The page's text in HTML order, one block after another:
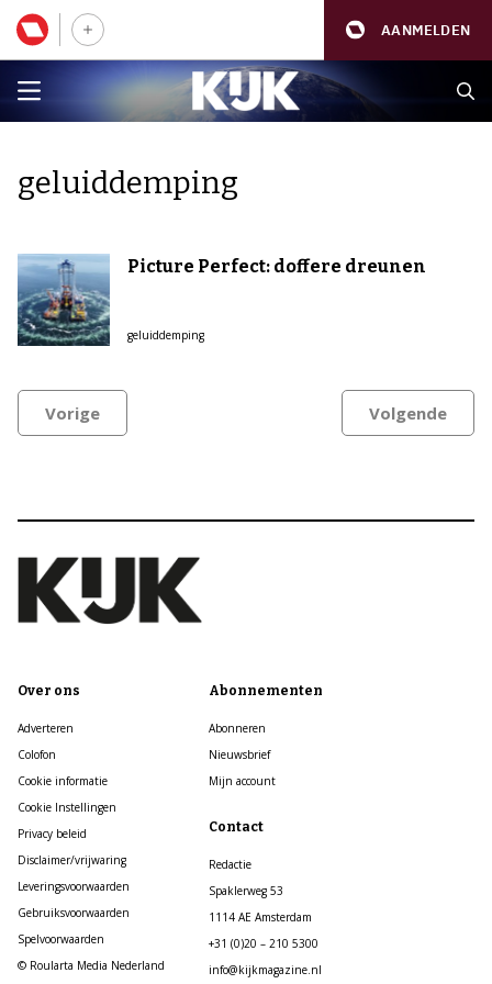
AANMELDEN
geluiddemping
Picture Perfect: doffere dreunen
geluiddemping
Vorige Volgende
Over ons
Adverteren
Colofon
Cookie informatie
Cookie Instellingen
Privacy beleid
Disclaimer/vrijwaring
Leveringsvoorwaarden
Gebruiksvoorwaarden
Spelvoorwaarden
© Roularta Media Nederland
Abonnementen
Abonneren
Nieuwsbrief
Mijn account
Contact
Redactie
Spaklerweg 53
1114 AE Amsterdam
+31 (0)20 – 210 5300
info@kijkmagazine.nl